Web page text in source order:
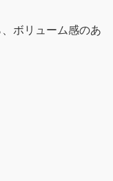
ボリューム感のあ